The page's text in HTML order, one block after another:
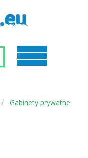
Gabinety prywatne